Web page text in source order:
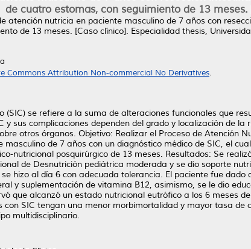
de cuatro estomas, con seguimiento de 13 meses.
atención nutricia en paciente masculino de 7 años con
de 13 meses. [Caso clínico]. Especialidad thesis,
Commons Attribution Non-commercial No Derivatives.
(SIC) se refiere a la suma de alteraciones funcionales que
y sus complicaciones dependen del grado y localización de
otros órganos. Objetivo: Realizar el Proceso de Atención
masculino de 7 años con un diagnóstico médico de SIC, el
nutricional posquirúrgico de 13 meses. Resultados: Se
de Desnutrición pediátrica moderada y se dio soporte
hizo al día 6 con adecuada tolerancia. El paciente fue dado
y suplementación de vitamina B12, asimismo, se le dio
que alcanzó un estado nutricional eutrófico a los 6 meses
con SIC tengan una menor morbimortalidad y mayor tasa de
multidisciplinario.